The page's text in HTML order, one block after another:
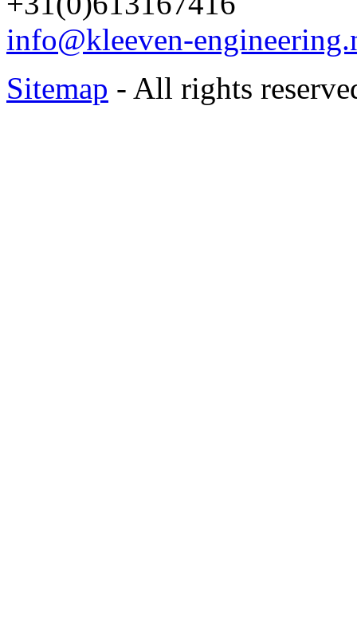
info@kleeven-
Sitemap - All rights